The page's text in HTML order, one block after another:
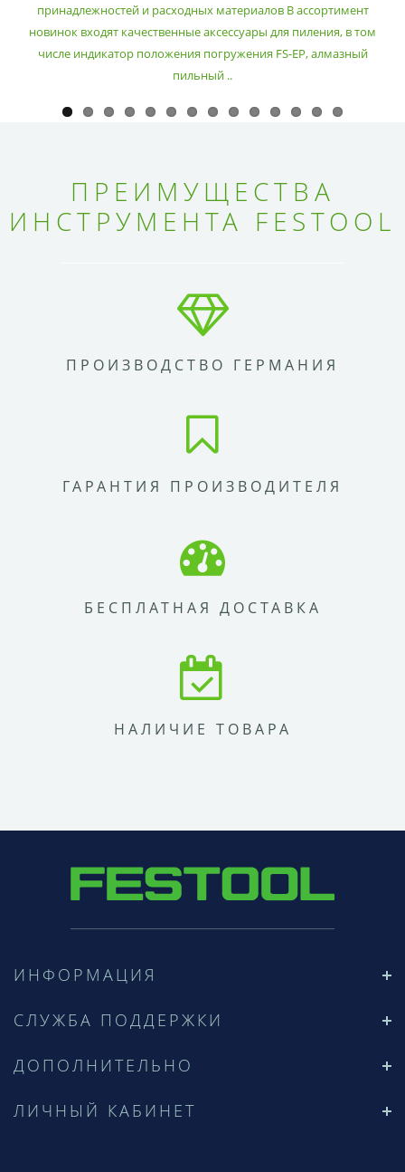
принадлежностей и расходных материалов В ассортимент
новинок входят качественные аксессуары для пиления, в том
числе индикатор положения погружения FS-EP, алмазный
пильный ..
ПРЕИМУЩЕСТВА
ИНСТРУМЕНТА FESTOOL
ПРОИЗВОДСТВО ГЕРМАНИЯ
ГАРАНТИЯ ПРОИЗВОДИТЕЛЯ
БЕСПЛАТНАЯ ДОСТАВКА
НАЛИЧИЕ ТОВАРА
ИНФОРМАЦИЯ
СЛУЖБА ПОДДЕРЖКИ
ДОПОЛНИТЕЛЬНО
ЛИЧНЫЙ КАБИНЕТ